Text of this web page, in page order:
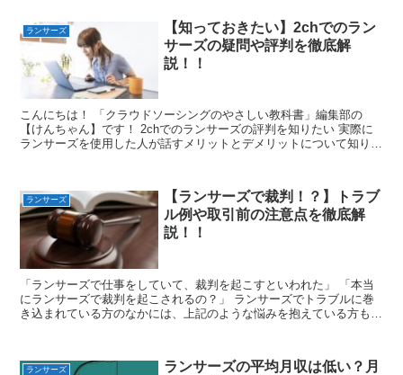
ランサーズ
【知っておきたい】2chでのラン
サーズの疑問や評判を徹底解
説！！
こんにちは！ 「クラウドソーシングのやさしい教科書」編集部の
【けんちゃん】です！ 2chでのランサーズの評判を知りたい 実際に
ランサーズを使用した人が話すメリットとデメリットについて知りた
ランサーズ
【ランサーズで裁判！？】トラブ
ル例や取引前の注意点を徹底解
説！！
「ランサーズで仕事をしていて、裁判を起こすといわれた」 「本当
にランサーズで裁判を起こされるの？」 ランサーズでトラブルに巻
き込まれている方のなかには、上記のような悩みを抱えている方もい
ランサーズ
ランサーズの平均月収は低い？月